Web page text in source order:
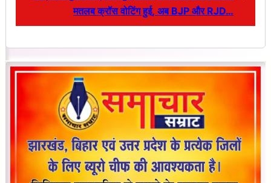
मतलब क्रॉस वोटिंग हुई, अब BJP और RJD…